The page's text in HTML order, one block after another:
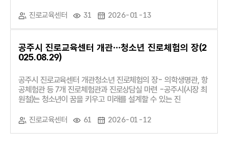
진로교육센터 31 2026-01-13
공주시 진로교육센터 개관…청소년 진로체험의 장(2
025.08.29)
공주시 진로교육센터 개관청소년 진로체험의 장- 의학생명관, 항
공체험관 등 7개 진로체험관과 진로상담실 마련 -공주시(시장 최
원철)는 청소년이 꿈을 키우고 미래를 설계할 수 있는 진
진로교육센터 61 2026-01-12